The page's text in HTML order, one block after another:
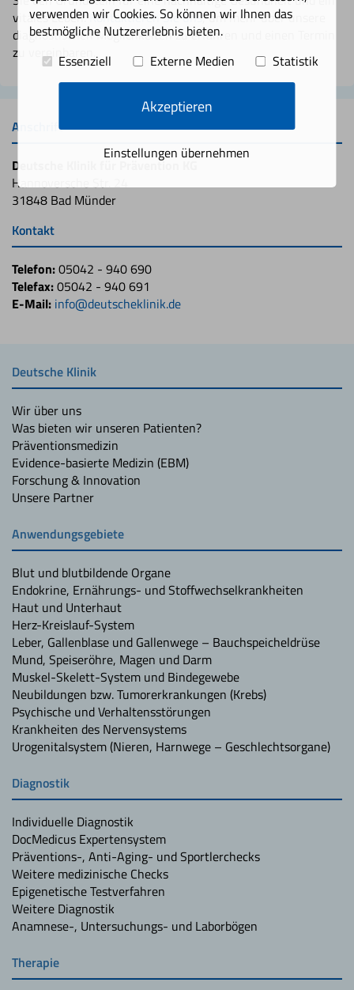
vitales Leben. Kontaktieren Sie uns, um mehr über unsere
diagnostischen Möglichkeiten zu erfahren und einen Termin
zu vereinbaren.
Anschrift
Deutsche Klinik für Prävention KG
Hannoversche Str. 24
31848 Bad Münder
Kontakt
Telefon:05042 - 940 690
Telefax:05042 - 940 691
E-Mail: info@deutscheklinik.de
Deutsche Klinik
Wir über uns
Was bieten wir unseren Patienten?
Präventionsmedizin
Evidence-basierte Medizin (EBM)
Forschung & Innovation
Unsere Partner
Anwendungsgebiete
Blut und blutbildende Organe
Endokrine, Ernährungs- und Stoffwechselkrankheiten
Haut und Unterhaut
Herz-Kreislauf-System
Leber, Gallenblase und Gallenwege – Bauchspeicheldrüse
Mund, Speiseröhre, Magen und Darm
Muskel-Skelett-System und Bindegewebe
Neubildungen bzw. Tumorerkrankungen (Krebs)
Psychische und Verhaltensstörungen
Krankheiten des Nervensystems
Urogenitalsystem (Nieren, Harnwege – Geschlechtsorgane)
Diagnostik
Individuelle Diagnostik
DocMedicus Expertensystem
Präventions-, Anti-Aging- und Sportlerchecks
Weitere medizinische Checks
Epigenetische Testverfahren
Weitere Diagnostik
Anamnese-, Untersuchungs- und Laborbögen
Therapie
verwenden wir Cookies. So können wir Ihnen das
bestmögliche Nutzererlebnis bieten.
Essenziell
Externe Medien Statistik
Akzeptieren
Einstellungen übernehmen